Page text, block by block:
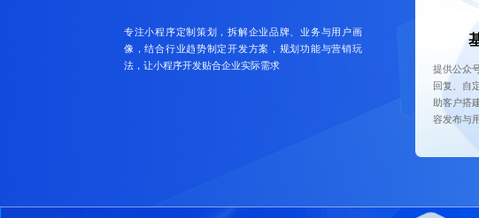
专注小程序定制策划，拆解企业品牌、业务与用户画
像，结合行业趋势制定开发方案，规划功能与营销玩
法，让小程序开发贴合企业实际需求
提供公众
回复、自
助客户搭
容发布与